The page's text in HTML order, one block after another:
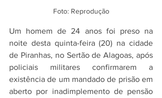
Foto: Reprodução
Um homem de 24 anos foi preso na
noite desta quinta-feira (20) na cidade
de Piranhas, no Sertão de Alagoas, após
policiais militares confirmarem a
existência de um mandado de prisão em
aberto por inadimplemento de pensão